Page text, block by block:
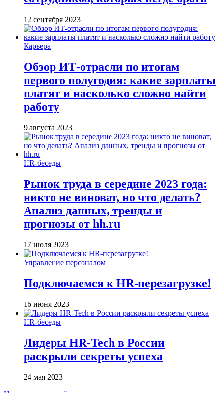
12 сентября 2023
Карьера
Обзор ИТ-отрасли по итогам
первого полугодия: какие зарплаты
платят и насколько сложно найти
работу
9 августа 2023
HR-беседы
Рынок труда в середине 2023 года:
никто не виноват, но что делать?
Анализ данных, тренды и
прогнозы от hh.ru
17 июля 2023
Управление персоналом
Подключаемся к HR-перезагрузке!
16 июня 2023
HR-беседы
Лидеры HR-Tech в России
раскрыли секреты успеха
24 мая 2023